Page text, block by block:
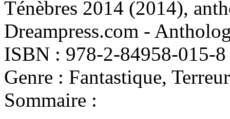
Ténèbres 2014 (2014),
Dreampress.com -
ISBN : 978-2-84958-015-8
Genre : Fantastique, Terreur
Sommaire :